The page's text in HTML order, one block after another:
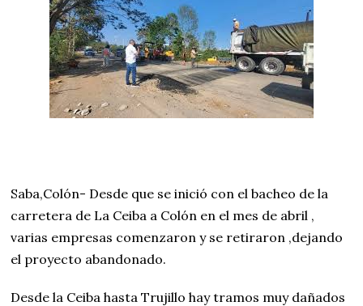
Saba,Colón- Desde que se inició con el bacheo de la
carretera de La Ceiba a Colón en el mes de abril ,
varias empresas comenzaron y se retiraron ,dejando
el proyecto abandonado.
Desde la Ceiba hasta Trujillo hay tramos muy dañados